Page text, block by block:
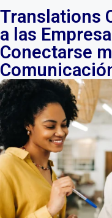
Translations
a las
Conectarse